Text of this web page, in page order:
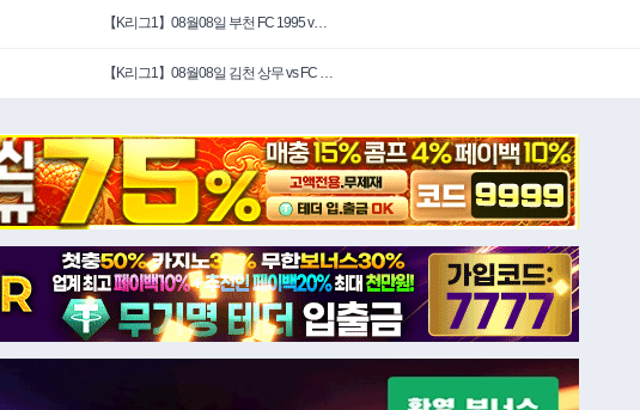
【K리그1】08월08일 부천 FC 1995 v…
【K리그1】08월08일 김천 상무 vs FC …